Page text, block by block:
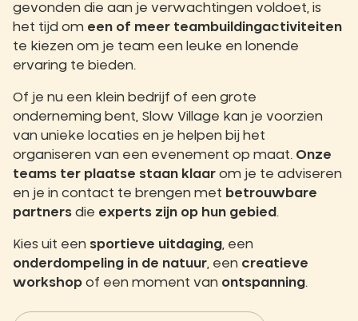
gevonden die aan je verwachtingen voldoet, is
het tijd om een of meer teambuildingactiviteiten
te kiezen om je team een leuke en lonende
ervaring te bieden.
Of je nu een klein bedrijf of een grote
onderneming bent, Slow Village kan je voorzien
van unieke locaties en je helpen bij het
organiseren van een evenement op maat. Onze
teams ter plaatse staan klaar om je te adviseren
en je in contact te brengen met betrouwbare
partners die experts zijn op hun gebied .
Kies uit een sportieve uitdaging , een
onderdompeling in de natuur , een creatieve
workshop of een moment van ontspanning.